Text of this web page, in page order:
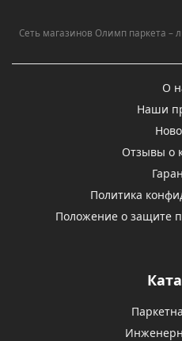
Сеть магазинов Олимп паркета –
О
Наши
Отзывы о
Политика
Положение о защите